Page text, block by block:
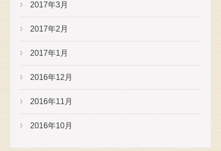
2017年3月
2017年2月
2017年1月
2016年12月
2016年11月
2016年10月